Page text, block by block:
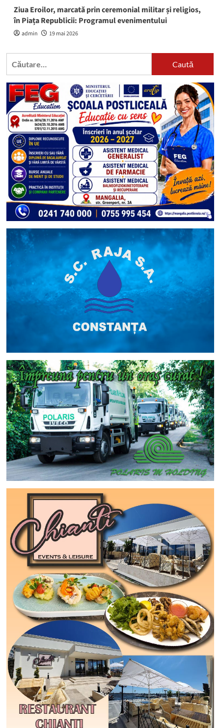
Ziua Eroilor, marcată prin ceremonial militar și religios,
în Piața Republicii: Programul evenimentului
admin 19 mai 2026
Caută